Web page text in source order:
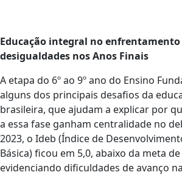
Educação integral no enfrentamento
desigualdades nos Anos Finais
A etapa do 6º ao 9º ano do Ensino
alguns dos principais desafios da
brasileira, que ajudam a explicar por
a essa fase ganham centralidade no
2023, o Ideb (Índice de
Básica) ficou em 5,0, abaixo da meta
evidenciando dificuldades de avanço